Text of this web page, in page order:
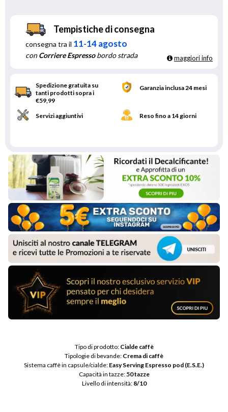
Tempistiche di consegna
consegna tra il 11-14 agosto
conCorriere Espressobordo strada maggiori info
Spedizione gratuita su
tanti prodotti sopra i
€59,99
Garanzia inclusa 24 mesi
Servizi aggiuntivi Reso fino a 14 giorni
Tipo di prodotto: Cialde caffè
Tipologie di bevande: Crema di caffè
Sistema caffè in capsule/cialde: Easy Serving Espresso pod (E.S.E.)
Capacità in tazze: 50 tazze
Livello di intensità: 8/10